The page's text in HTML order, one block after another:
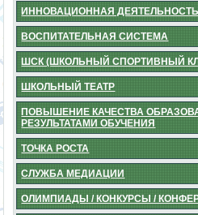
ИННОВАЦИОННАЯ
ВОСПИТАТЕЛЬНАЯ СИСТЕМА
ШСК (ШКОЛЬНЫЙ СПОРТИВНЫЙ
ШКОЛЬНЫЙ ТЕАТР
ПОВЫШЕНИЕ КАЧЕСТВА
РЕЗУЛЬТАТАМИ ОБУЧЕНИЯ
ТОЧКА РОСТА
СЛУЖБА МЕДИАЦИИ
ОЛИМПИАДЫ / КОНКУРСЫ /